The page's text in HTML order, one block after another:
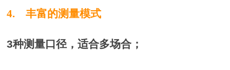
4. 丰富的测量模式
3种测量口径，适合多场合；